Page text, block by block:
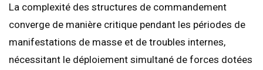
La complexité des structures de commandement
converge de manière critique pendant les périodes de
manifestations de masse et de troubles internes,
nécessitant le déploiement simultané de forces dotées